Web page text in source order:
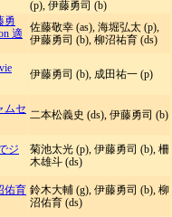
(p), 伊藤勇司 (b)
勇
適
佐藤敬幸 (as), 海堀弘太 (p),
伊藤勇司 (b), 柳沼祐育 (ds)
伊藤勇司 (b), 成田祐一 (p)
ムセ 二本松義史 (ds), 伊藤勇司 (b)
ジ
菊池太光 (p), 伊藤勇司 (b), 柵
木雄斗 (ds)
佑育 鈴木大輔 (g), 伊藤勇司 (b), 柳
沼佑育 (ds)